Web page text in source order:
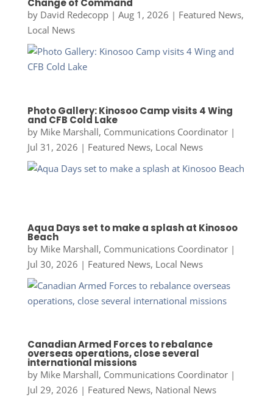
Change of Command
by David Redecopp| Aug 1, 2026 | Featured News,
Local News
Photo Gallery: Kinosoo Camp visits 4 Wing
and CFB Cold Lake
by Mike Marshall, Communications Coordinator|
Jul 31, 2026 | Featured News, Local News
Aqua Days set to make a splash at Kinosoo
Beach
by Mike Marshall, Communications Coordinator|
Jul 30, 2026 | Featured News, Local News
Canadian Armed Forces to rebalance
overseas operations, close several
international missions
by Mike Marshall, Communications Coordinator|
Jul 29, 2026 | Featured News, National News